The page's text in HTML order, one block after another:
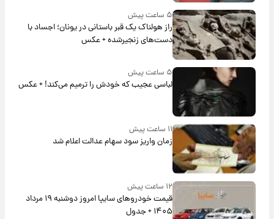
۵ ساعت پیش
راز هولناک یک قبر باستانی در یونان؛ اجساد با
دست‌های زنجیرشده + عکس
۵ ساعت پیش
لباسی عجیب که خودش را ترمیم می‌کند! + عکس
۱۱ ساعت پیش
زمان واریز سود سهام عدالت اعلام شد
۱۲ ساعت پیش
قیمت خودروهای سایپا امروز دوشنبه ۱۹ مرداد
۱۴۰۵ + جدول